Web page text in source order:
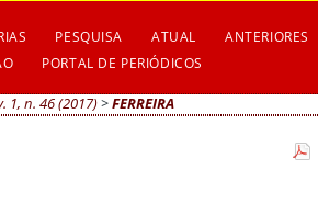
PESQUISA ATUAL ANTERIORES
PORTAL DE PERIÓDICOS
1, n. 46 (2017)>FERREIRA